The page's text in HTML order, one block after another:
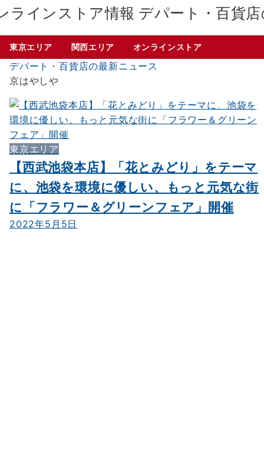
デパート・百貨
東京エリア 関西エリア オンラインストア
デパート・百貨店の最新ニュース
京はやしや
東京エリア
【西武池袋本店】「花とみどり」をテーマ
に、池袋を環境に優しい、もっと元気な街
に「フラワー＆グリーンフェア」開催
2022年5月5日